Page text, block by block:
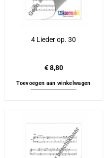
4 Lieder op. 30
€8,80
Toevoegen aan winkelwagen